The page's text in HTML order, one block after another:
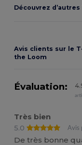
Découvrez
Avis clients sur le
the Loom
Évaluation:
Très bien
5.0
Avis
De très bonne